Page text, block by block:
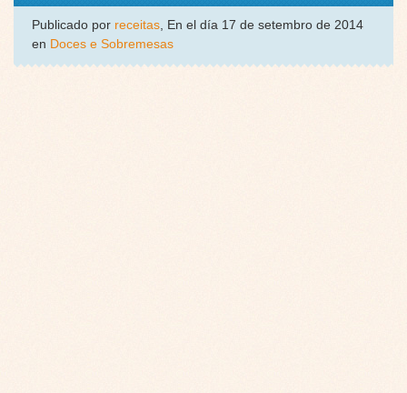
Publicado por receitas, En el día 17 de setembro de 2014
en Doces e Sobremesas